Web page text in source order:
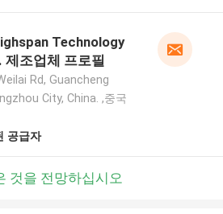
Technology
제조업체 프로필
Rd, Guancheng
City, China. ,중국
공급자
것을 전망하십시오